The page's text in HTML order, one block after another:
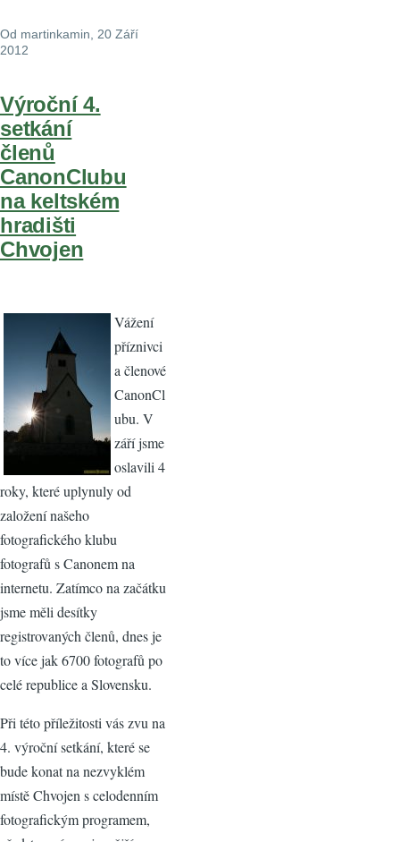
Od martinkamin, 20 Září
2012
Výroční 4.
setkání
členů
CanonClubu
na keltském
hradišti
Chvojen
Vážení
příznivci
a členové
CanonCl
ubu. V
září jsme
oslavili 4
roky, které uplynuly od
založení našeho
fotografického klubu
fotografů s Canonem na
internetu. Zatímco na začátku
jsme měli desítky
registrovaných členů, dnes je
to více jak 6700 fotografů po
celé republice a Slovensku.
Při této příležitosti vás zvu na
4. výroční setkání, které se
bude konat na nezvyklém
místě Chvojen s celodenním
fotografickým programem,